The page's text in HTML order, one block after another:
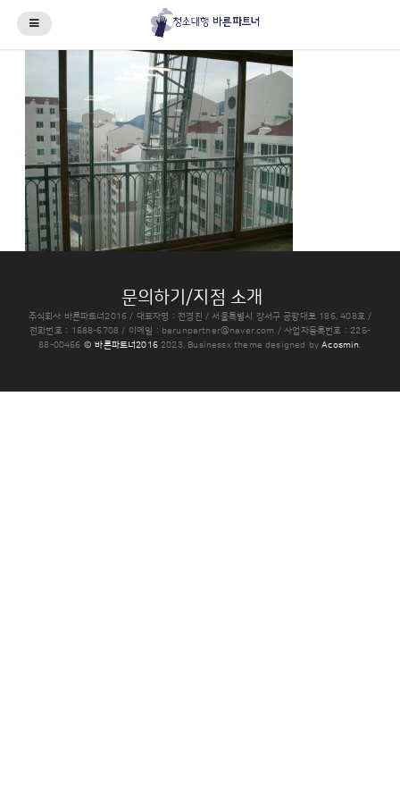
문의하기/지점 소개
주식회사 바른파트너2016 / 대표자명 : 전경진 / 서울특별시 강서구 공항대로 186, 408호 /
전화번호 : 1588-6708 / 이메일 : barunpartner@naver.com / 사업자등록번호 : 225-
88-00456 © 바른파트너20162023. Businessx theme designed byAcosmin.